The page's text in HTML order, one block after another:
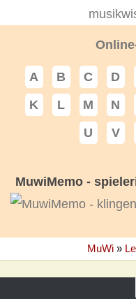
A B C D
K
L M N
U
V
MuwiMemo -
MuWi »